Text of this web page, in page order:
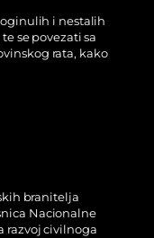
i nestalih
se povezati sa
rata, kako
branitelja
Nacionalne
razvoj civilnoga